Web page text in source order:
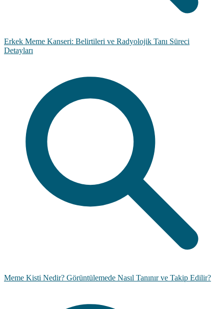
Erkek Meme Kanseri: Belirtileri ve Radyolojik Tanı Süreci
Detayları
Meme Kisti Nedir? Görüntülemede Nasıl Tanınır ve Takip Edilir?